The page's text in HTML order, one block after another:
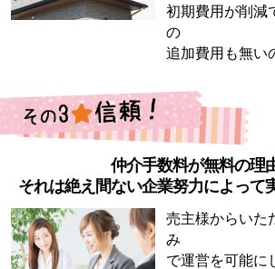
初期費用が削減
の
追加費用も無い
仲介手数料が無料の理
それは絶え間ない企業努力によって
売主様からいた
み
で運営を可能に